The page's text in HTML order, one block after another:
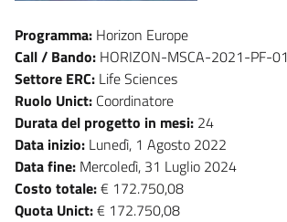
Programma: Horizon Europe
Call / Bando: HORIZON-MSCA-2021-PF-01
Settore ERC: Life Sciences
Ruolo Unict: Coordinatore
Durata del progetto in mesi: 24
Data inizio: Lunedì, 1 Agosto 2022
Data fine: Mercoledì, 31 Luglio 2024
Costo totale:€ 172.750,08
Quota Unict:€ 172.750,08